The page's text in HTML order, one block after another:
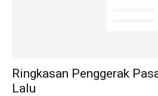
Ringkasan Penggerak
Lalu